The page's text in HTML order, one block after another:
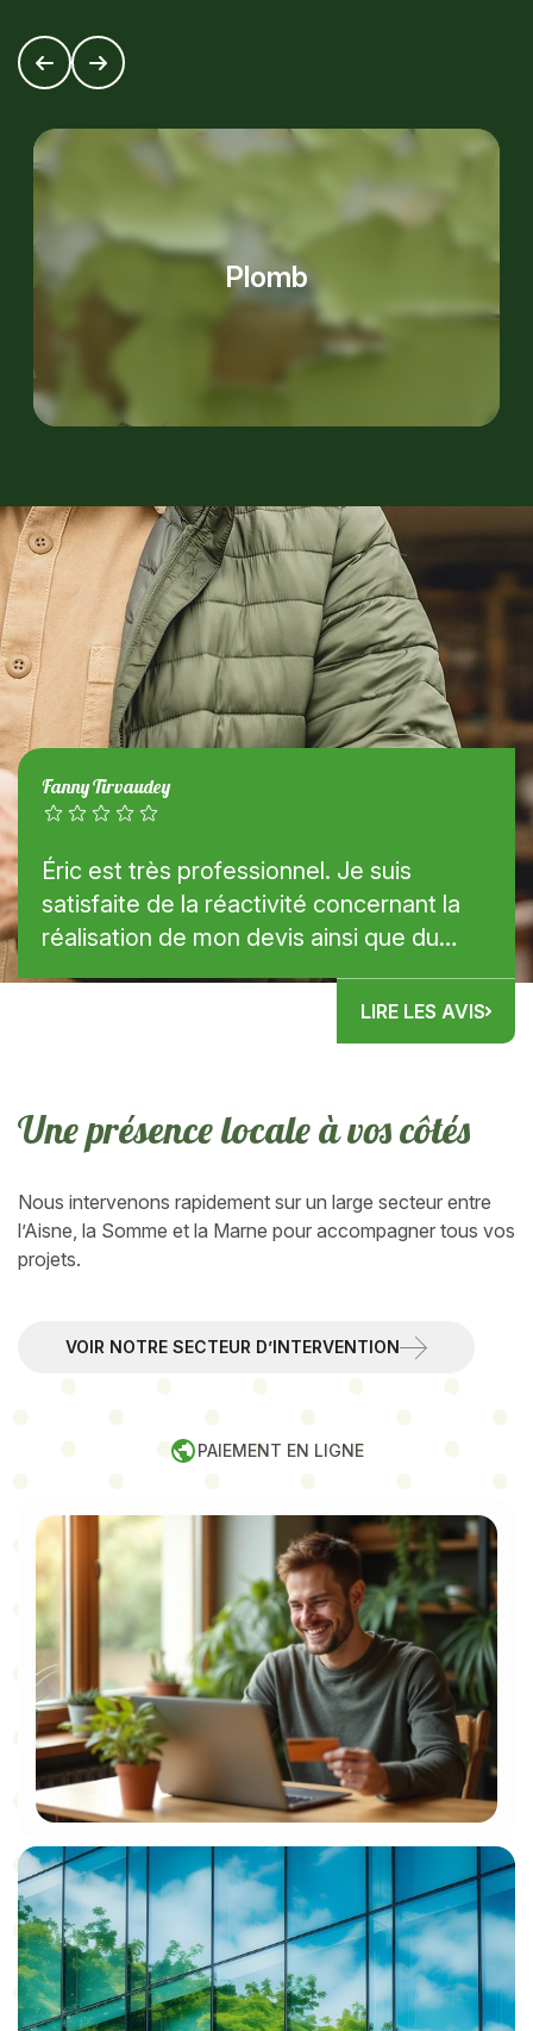
Plomb
Fanny Tirvaudey
Éric est très professionnel. Je suis
satisfaite de la réactivité concernant la
réalisation de mon devis ainsi que du
contact lors de notre rendez-vous pour
LIRE LES AVIS
Uneprésencelocaleàvocôtés
Nous intervenons rapidement sur un large secteur entre
l’Aisne, la Somme et la Marne pour accompagner tous vos
projets.
VOIR NOTRE SECTEUR D’INTERVENTION
PAIEMENT EN LIGNE